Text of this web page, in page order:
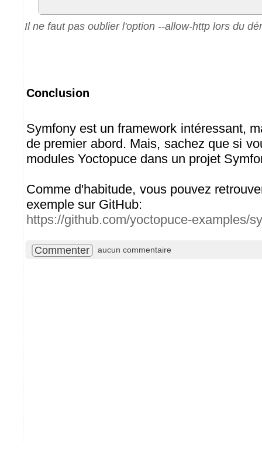
Il ne faut pas oublier l'option --allow-http lors du
Conclusion
Symfony est un framework intéressant,
de premier abord. Mais, sachez que si
modules Yoctopuce dans un projet
Comme d'habitude, vous pouvez
exemple sur GitHub:
https://github.com/yoctopuce-examples/
Commenter aucun commentaire